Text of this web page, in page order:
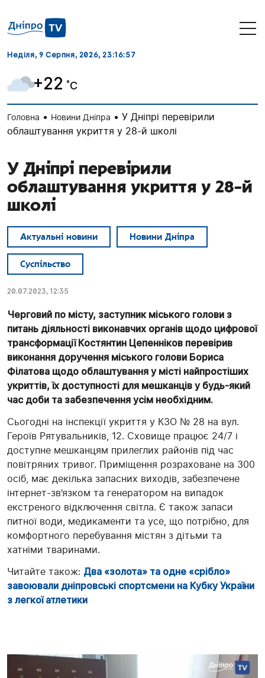
Неділя, 9 Серпня, 2026, 23:16:58
+22 ˚C
Головна • Новини Дніпра • У Дніпрі перевірили
облаштування укриття у 28-й школі
У Дніпрі перевірили
облаштування укриття у 28-й
школі
Актуальні новини Новини Дніпра
Суспільство
20.07.2023, 12:35
Черговий по місту, заступник міського голови з
питань діяльності виконавчих органів щодо цифрової
трансформації Костянтин Цепенніков перевірив
виконання доручення міського голови Бориса
Філатова щодо облаштування у місті найпростіших
укриттів, їх доступності для мешканців у будь-який
час доби та забезпечення усім необхідним.
Сьогодні на інспекції укриття у КЗО № 28 на вул.
Героїв Рятувальників, 12. Сховище працює 24/7 і
доступне мешканцям прилеглих районів під час
повітряних тривог. Приміщення розраховане на 300
осіб, має декілька запасних виходів, забезпечене
інтернет-зв’язком та генератором на випадок
екстреного відключення світла. Є також запаси
питної води, медикаменти та усе, що потрібно, для
комфортного перебування містян з дітьми та
хатніми тваринами.
Читайте також: Два «золота» та одне «срібло»
завоювали дніпровські спортсмени на Кубку України
з легкої атлетики